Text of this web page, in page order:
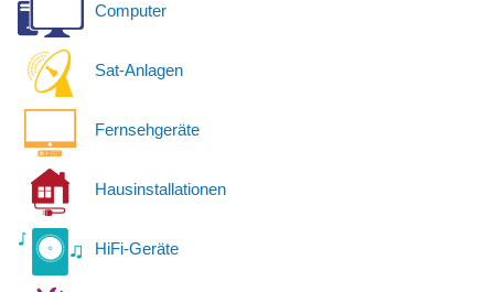
Computer
Sat-Anlagen
Fernsehgeräte
Hausinstallationen
HiFi-Geräte